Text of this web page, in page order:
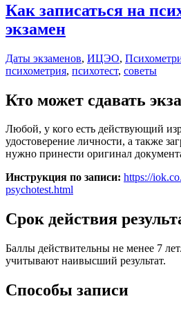
Как записаться на
экзамен
Даты экзаменов, ИЦЭО,
психометрия, психотест, советы
Кто может сдавать
Любой, у кого есть действующий
удостоверение личности, а также
нужно принести оригинал
Инструкция по записи: https://
psychotest.html
Срок действия
Баллы действительны не менее 7
учитывают наивысший результат.
Способы записи